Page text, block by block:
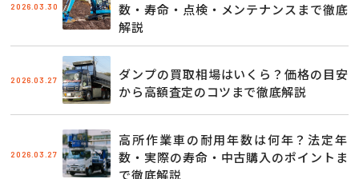
2026.03.30
数・寿命・点検・メンテナンスまで徹底
解説
2026.03.27
ダンプの買取相場はいくら？価格の目安
から高額査定のコツまで徹底解説
2026.03.27
高所作業車の耐用年数は何年？法定年
数・実際の寿命・中古購入のポイントま
で徹底解説